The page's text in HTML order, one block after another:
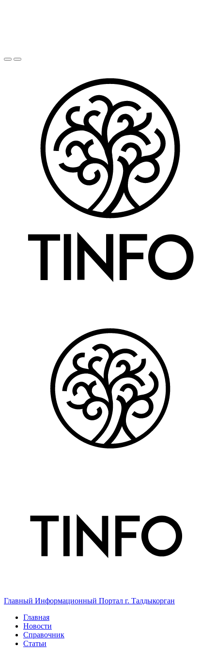
Главный Информационный Портал г. Талдыкорган
Главная
Новости
Справочник
Статьи